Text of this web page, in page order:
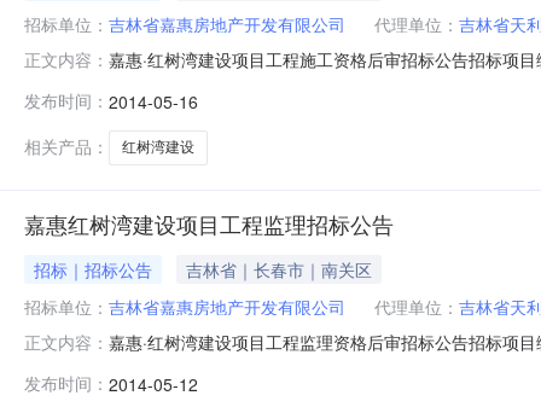
招标单位： 吉林省嘉惠房地产开发有限公司 代理单位： 吉林省天
正文内容： 嘉惠·红树湾建设项目工程施工资格后审招标公告招标项
面积82873.34平方米。2.2招标范围：施工总承包。2.3
发布时间： 2014-05-16
相关产品：
红树湾建设
嘉惠红树湾建设项目工程监理招标公告
招标｜招标公告
吉林省｜长春市｜南关区
招标单位： 吉林省嘉惠房地产开发有限公司 代理单位： 吉林省天
正文内容： 嘉惠·红树湾建设项目工程监理资格后审招标公告招标项
内容：嘉惠·铜雀台建设项目工程监理。招标规模：建筑
发布时间： 2014-05-12